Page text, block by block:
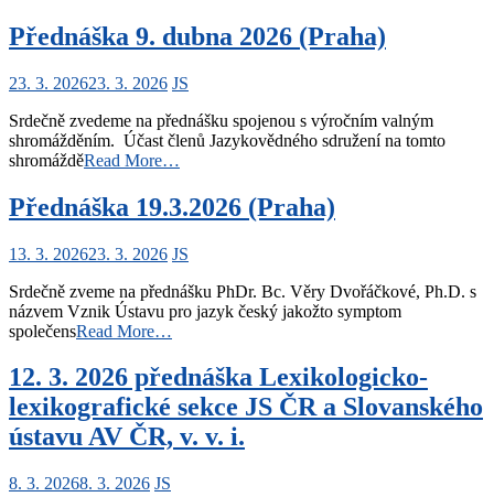
Přednáška 9. dubna 2026 (Praha)
23. 3. 202623. 3. 2026 JS
Srdečně zvedeme na přednášku spojenou s výročním valným
shromážděním. Účast členů Jazykovědného sdružení na tomto
shromážděRead More…
Přednáška 19.3.2026 (Praha)
13. 3. 202623. 3. 2026 JS
Srdečně zveme na přednášku PhDr. Bc. Věry Dvořáčkové, Ph.D. s
názvem Vznik Ústavu pro jazyk český jakožto symptom
společensRead More…
12. 3. 2026 přednáška Lexikologicko-
lexikografické sekce JS ČR a Slovanského
ústavu AV ČR, v. v. i.
8. 3. 20268. 3. 2026 JS